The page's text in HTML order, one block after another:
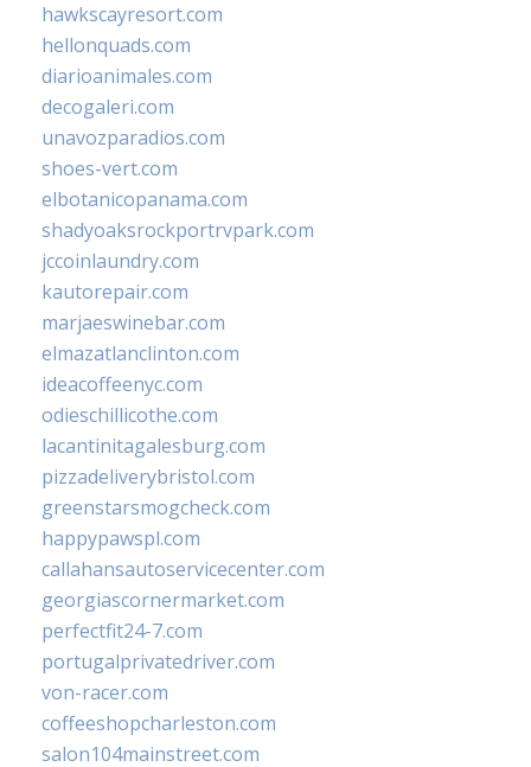
hawkscayresort.com
hellonquads.com
diarioanimales.com
decogaleri.com
unavozparadios.com
shoes-vert.com
elbotanicopanama.com
shadyoaksrockportrvpark.com
jccoinlaundry.com
kautorepair.com
marjaeswinebar.com
elmazatlanclinton.com
ideacoffeenyc.com
odieschillicothe.com
lacantinitagalesburg.com
pizzadeliverybristol.com
greenstarsmogcheck.com
happypawspl.com
callahansautoservicecenter.com
georgiascornermarket.com
perfectfit24-7.com
portugalprivatedriver.com
von-racer.com
coffeeshopcharleston.com
salon104mainstreet.com